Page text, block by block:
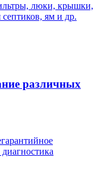
люки, крышки,
ям и др.
различных